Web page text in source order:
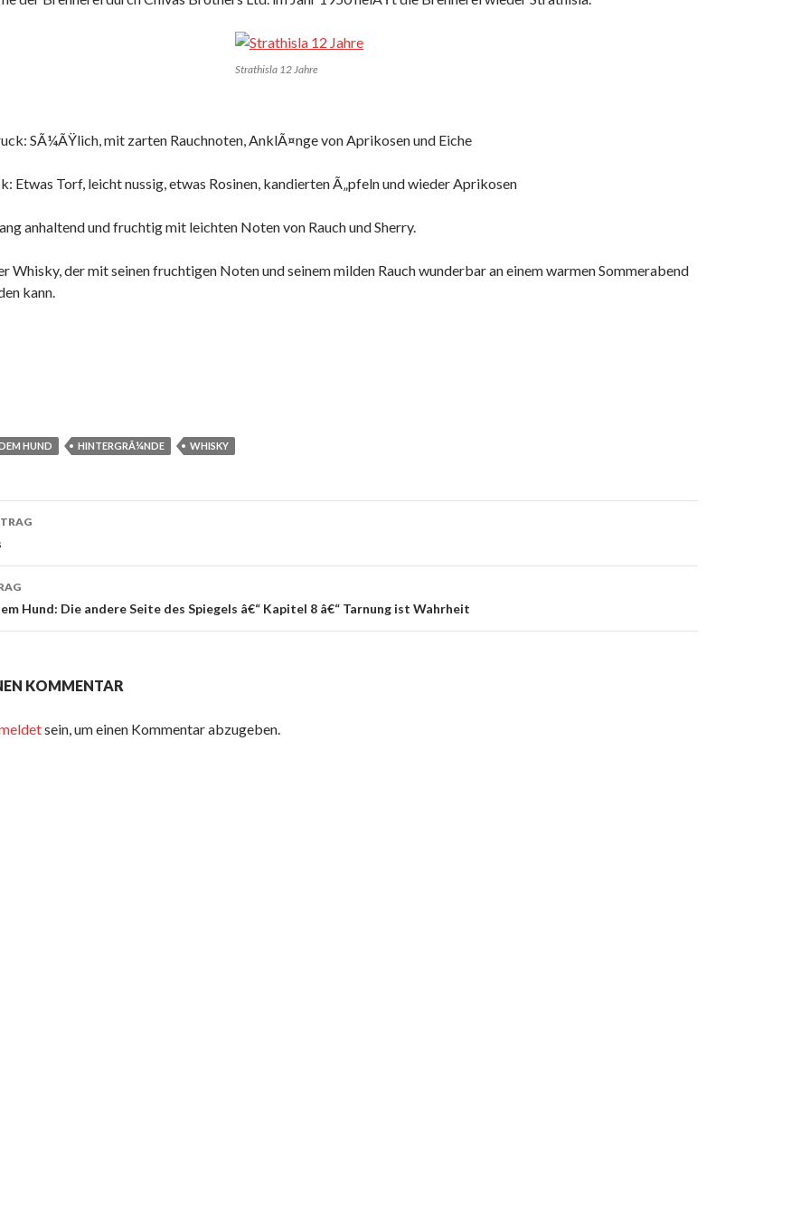
Strathisla 12 Jahre
SÃ¼ÃŸlich, mit zarten Rauchnoten, AnklÃ¤nge von Aprikosen und Eiche
Etwas Torf, leicht nussig, etwas Rosinen, kandierten Ã„pfeln und wieder Aprikosen
anhaltend und fruchtig mit leichten Noten von Rauch und Sherry.
Whisky, der mit seinen fruchtigen Noten und seinem milden Rauch wunderbar an einem warmen Sommerabend
kann.
HUND HINTERGRÃ¼NDE WHISKY
Hund: Die andere Seite des Spiegels â€“ Kapitel 8 â€“ Tarnung ist Wahrheit
KOMMENTAR
sein, um einen Kommentar abzugeben.